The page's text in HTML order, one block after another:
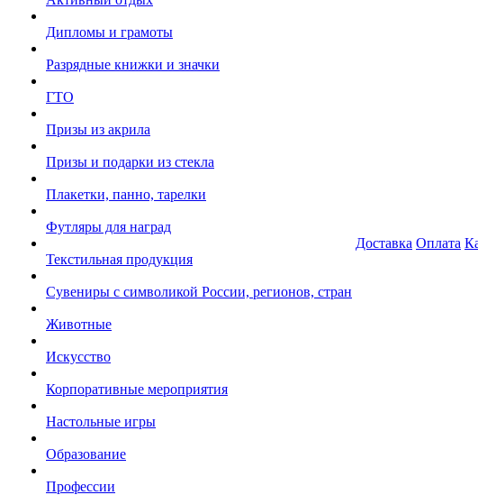
Дипломы и грамоты
Разрядные книжки и значки
ГТО
Призы из акрила
Призы и подарки из стекла
Плакетки, панно, тарелки
Футляры для наград
Текстильная продукция
Сувениры с символикой России, регионов, стран
Животные
Искусство
Корпоративные мероприятия
Настольные игры
Образование
Профессии
Доставка Оплата